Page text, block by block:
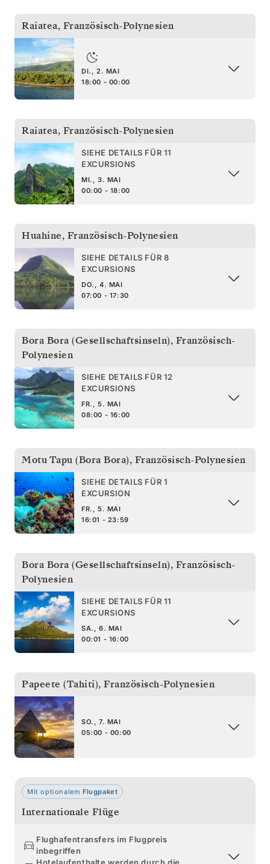
Raiatea, Französisch-Polynesien
DI., 2. MAI
18:00 - 00:00
Raiatea, Französisch-Polynesien
SIEHE DETAILS FÜR 11
EXCURSIONS
MI., 3. MAI
00:00 - 18:00
Huahine, Französisch-Polynesien
SIEHE DETAILS FÜR 8
EXCURSIONS
DO., 4. MAI
07:00 - 17:30
Bora Bora (Gesellschaftsinseln), Französisch-
Polynesien
SIEHE DETAILS FÜR 12
EXCURSIONS
FR., 5. MAI
08:00 - 16:00
Motu Tapu (Bora Bora), Französisch-Polynesien
SIEHE DETAILS FÜR 1
EXCURSION
FR., 5. MAI
16:01 - 23:59
Bora Bora (Gesellschaftsinseln), Französisch-
Polynesien
SIEHE DETAILS FÜR 11
EXCURSIONS
SA., 6. MAI
00:01 - 16:00
Papeete (Tahiti), Französisch-Polynesien
SO., 7. MAI
05:00 - 00:00
Mit optionalem Flugpaket
Internationale Flüge
Flughafentransfers im Flugpreis
inbegriffen
Hotelaufenthalte werden durch die